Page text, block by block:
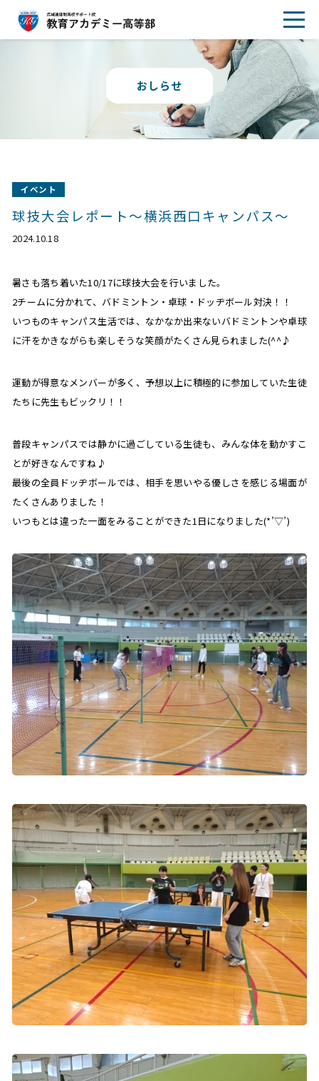
おしらせ
イベント
球技大会レポート～横浜西口キャンパス～
2024.10.18
暑さも落ち着いた10/17に球技大会を行いました。
2チームに分かれて、バドミントン・卓球・ドッヂボール対決！！
いつものキャンパス生活では、なかなか出来ないバドミントンや卓球
に汗をかきながらも楽しそうな笑顔がたくさん見られました(^^♪
運動が得意なメンバーが多く、予想以上に積極的に参加していた生徒
たちに先生もビックリ！！
普段キャンパスでは静かに過ごしている生徒も、みんな体を動かすこ
とが好きなんですね♪
最後の全員ドッヂボールでは、相手を思いやる優しさを感じる場面が
たくさんありました！
いつもとは違った一面をみることができた1日になりました(*’▽’)